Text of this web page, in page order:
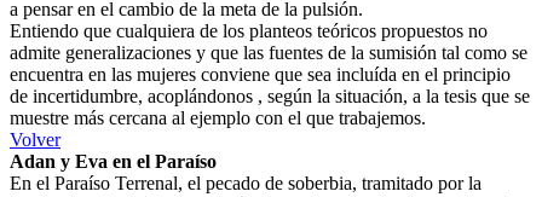
a pensar en el cambio de la meta de la pulsión.
Entiendo que cualquiera de los planteos teóricos propuestos no
admite generalizaciones y que las fuentes de la sumisión tal como se
encuentra en las mujeres conviene que sea incluída en el principio
de incertidumbre, acoplándonos , según la situación, a la tesis que se
muestre más cercana al ejemplo con el que trabajemos.
Volver
Adan y Eva en el Paraíso
En el Paraíso Terrenal, el pecado de soberbia, tramitado por la